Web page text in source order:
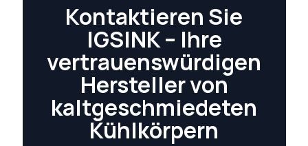
Kontaktieren Sie
IGSINK – Ihre
vertrauenswürdigen
Hersteller von
kaltgeschmiedeten
Kühlkörpern